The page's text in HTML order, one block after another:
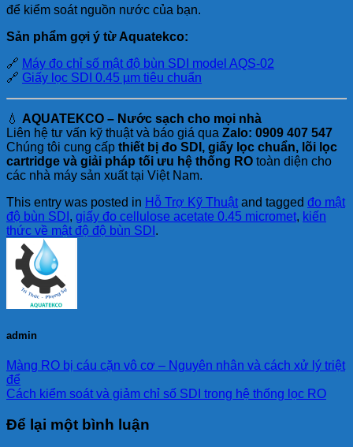
để kiểm soát nguồn nước của bạn.
Sản phẩm gợi ý từ Aquatekco:
🔗 Máy đo chỉ số mật độ bùn SDI model AQS-02
🔗 Giấy lọc SDI 0.45 µm tiêu chuẩn
💧 AQUATEKCO – Nước sạch cho mọi nhà
Liên hệ tư vấn kỹ thuật và báo giá qua Zalo: 0909 407 547
Chúng tôi cung cấp thiết bị đo SDI, giấy lọc chuẩn, lõi lọc
cartridge và giải pháp tối ưu hệ thống RO toàn diện cho
các nhà máy sản xuất tại Việt Nam.
This entry was posted in Hỗ Trợ Kỹ Thuật and tagged đo mật
độ bùn SDI , giấy đo cellulose acetate 0.45 micromet, kiến
thức về mật độ độ bùn SDI .
admin
Màng RO bị cáu cặn vô cơ – Nguyên nhân và cách xử lý triệt
để
Cách kiểm soát và giảm chỉ số SDI trong hệ thống lọc RO
Để lại một bình luận